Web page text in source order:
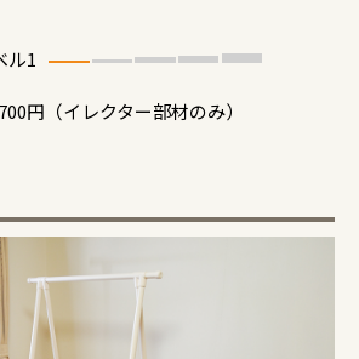
ル1
円（イレクター部材のみ）